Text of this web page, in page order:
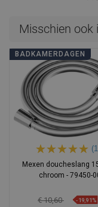
Misschien ook
BADKAMERDAGEN
Mexen doucheslang
chroom - 79450-
€ 10,60 -19,91%